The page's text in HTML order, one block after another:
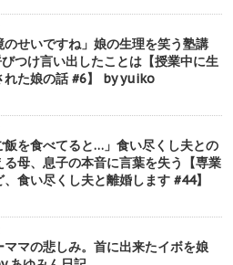
のせいですね」娘の生理を笑う塾講
つけ言い出したことは【授業中に生
れた娘の話 #6】 by yuiko
飯を食べてると…」食い尽くし夫との
る母、息子の本音に言葉を失う【専業
食い尽くし夫と離婚します #44】
ママの悲しみ。首に出来たイボを娘